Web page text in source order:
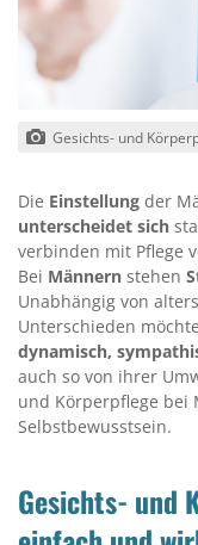
Gesichts- und
Die Einstellung der
unterscheidet sich
verbinden mit Pflege
Bei Männern stehen
Unabhängig von
Unterschieden
dynamisch,
auch so von ihrer
und Körperpflege
Selbstbewusstsein.
Gesichts- und